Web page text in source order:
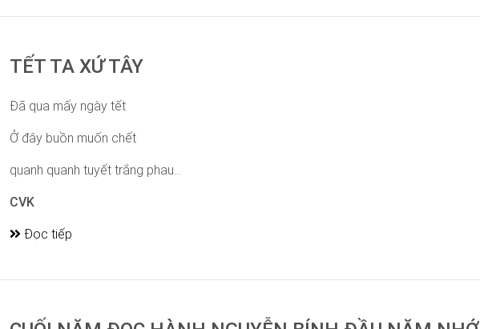
TẾT TA XỨ TÂY
Đã qua mấy ngày tết
Ở đây buồn muốn chết
quanh quanh tuyết trắng phau...
CVK
Đọc tiếp